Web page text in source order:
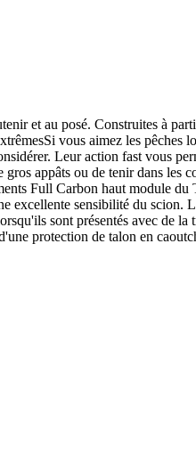
et au posé. Construites à
vous aimez les
Leur action fast vous
appâts ou de tenir dans les
Full Carbon haut module
sensibilité du scion.
sont présentés avec de
protection de talon en